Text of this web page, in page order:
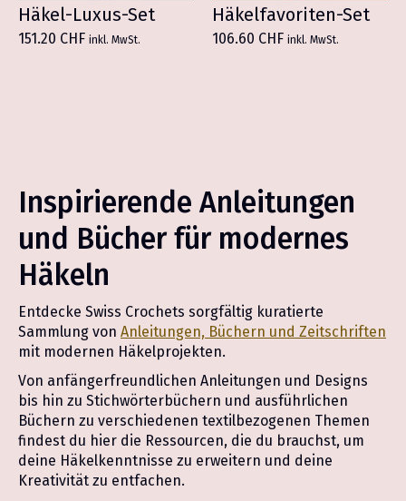
Häkel-Luxus-Set
151.20 CHF inkl. MwSt.
Häkelfavoriten-Set
106.60 CHF inkl. MwSt.
Inspirierende Anleitungen
und Bücher für modernes
Häkeln
Entdecke Swiss Crochets sorgfältig kuratierte
Sammlung von Anleitungen, Büchern und Zeitschriften
mit modernen Häkelprojekten.
Von anfängerfreundlichen Anleitungen und Designs
bis hin zu Stichwörterbüchern und ausführlichen
Büchern zu verschiedenen textilbezogenen Themen
findest du hier die Ressourcen, die du brauchst, um
deine Häkelkenntnisse zu erweitern und deine
Kreativität zu entfachen.